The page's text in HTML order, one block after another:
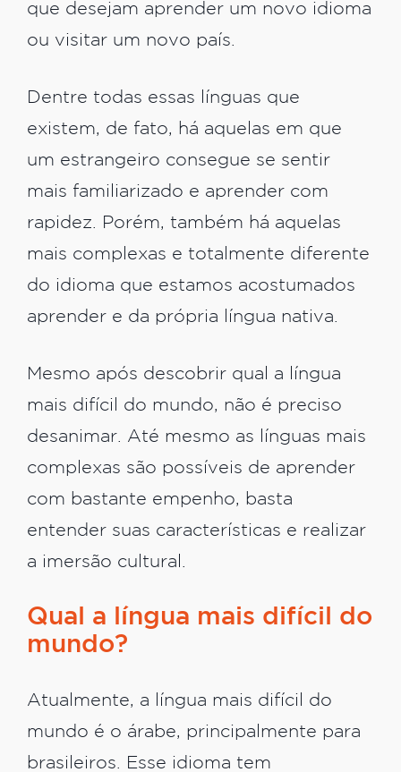
que desejam aprender um novo idioma
ou visitar um novo país.
Dentre todas essas línguas que
existem, de fato, há aquelas em que
um estrangeiro consegue se sentir
mais familiarizado e aprender com
rapidez. Porém, também há aquelas
mais complexas e totalmente diferente
do idioma que estamos acostumados
aprender e da própria língua nativa.
Mesmo após descobrir qual a língua
mais difícil do mundo, não é preciso
desanimar. Até mesmo as línguas mais
complexas são possíveis de aprender
com bastante empenho, basta
entender suas características e realizar
a imersão cultural.
Qual a língua mais difícil do
mundo?
Atualmente, a língua mais difícil do
mundo é o árabe, principalmente para
brasileiros. Esse idioma tem